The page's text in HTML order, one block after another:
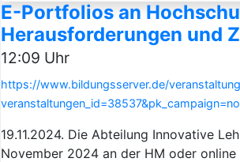
E-Portfolios an
Herausforderungen und
12:09 Uhr
https://www.bildungsserver.de/
19.11.2024. Die Abteilung Innovative
November 2024 an der HM oder